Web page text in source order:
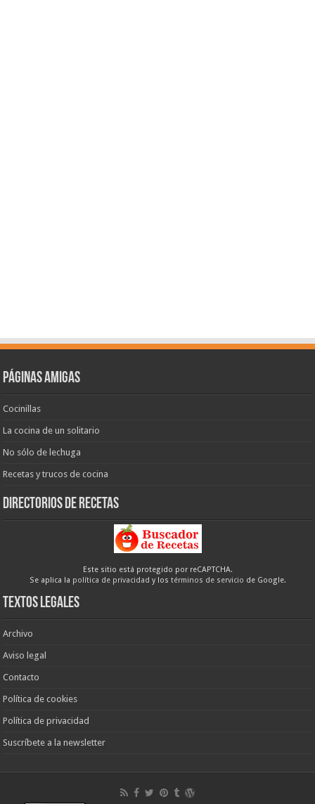
Páginas amigas
Cocinillas
La cocina de un solitario
No sólo de lechuga
Recetas y trucos de cocina
Directorios de recetas
Este sitio está protegido por reCAPTCHA.
Se aplica la política de privacidad y los términos de servicio de Google.
Textos legales
Archivo
Aviso legal
Contacto
Política de cookies
Política de privacidad
Suscríbete a la newsletter